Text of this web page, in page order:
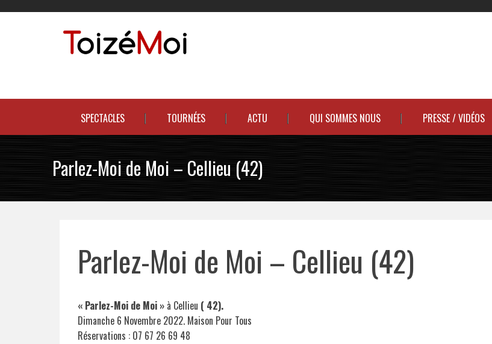
SPECTACLES TOURNÉES ACTU QUI SOMMES NOUS PRESSE / VIDÉOS
Parlez-Moi de Moi – Cellieu (42)
Parlez-Moi de Moi – Cellieu (42)
« Parlez-Moi de Moi »à Cellieu ( 42).
Dimanche 6 Novembre 2022. Maison Pour Tous
Réservations : 07 67 26 69 48